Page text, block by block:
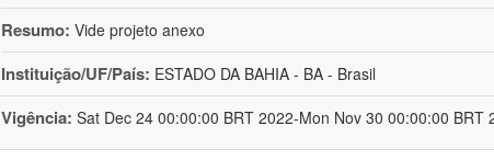
Resumo: Vide projeto anexo
Instituição/UF/País: ESTADO DA BAHIA - BA - Brasil
Vigência: Sat Dec 24 00:00:00 BRT 2022-Mon Nov 30 00:00:00 BRT